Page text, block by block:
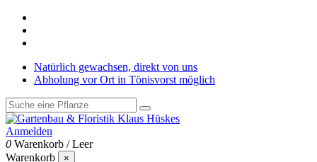
Natürlich gewachsen, direkt von uns
Abholung vor Ort in Tönisvorst möglich
Anmelden
0 Warenkorb /Leer
Warenkorb
×